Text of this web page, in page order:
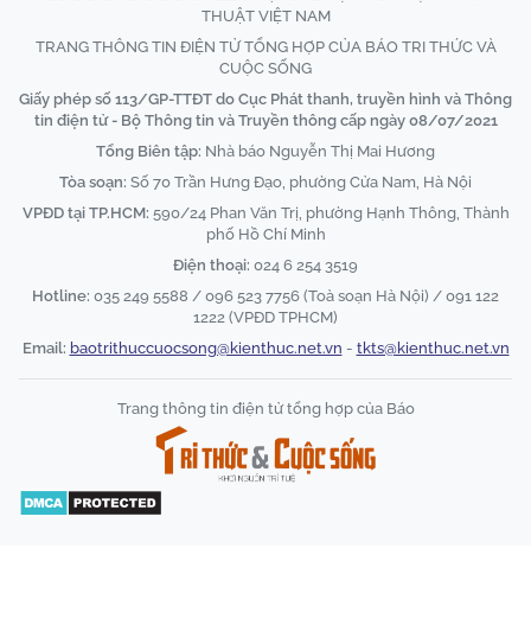
THUẬT VIỆT NAM
TRANG THÔNG TIN ĐIỆN TỬ TỔNG HỢP CỦA BÁO TRI THỨC VÀ
CUỘC SỐNG
Giấy phép số 113/GP-TTĐT do Cục Phát thanh, truyền hình và Thông
tin điện tử - Bộ Thông tin và Truyền thông cấp ngày 08/07/2021
Tổng Biên tập: Nhà báo Nguyễn Thị Mai Hương
Tòa soạn: Số 70 Trần Hưng Đạo, phường Cửa Nam, Hà Nội
VPĐD tại TP.HCM: 590/24 Phan Văn Trị, phường Hạnh Thông, Thành
phố Hồ Chí Minh
Điện thoại: 024 6 254 3519
Hotline: 035 249 5588 / 096 523 7756 (Toà soạn Hà Nội) / 091 122
1222 (VPĐD TPHCM)
Email: baotrithuccuocsong@kienthuc.net.vn - tkts@kienthuc.net.vn
Trang thông tin điện tử tổng hợp của Báo